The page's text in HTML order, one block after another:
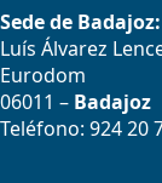
Sede de Badajoz:
Luís Álvarez
Eurodom
06011 – Badajoz
Teléfono: 924 20